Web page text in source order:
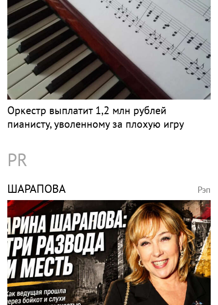
Оркестр выплатит 1,2 млн рублей
пианисту, уволенному за плохую игру
PR
ШАРАПОВА Рэп